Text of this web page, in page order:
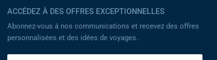
ACCÉDEZ À DES OFFRES EXCEPTIONNELLES
Abonnez-vous à nos communications et recevez des offres
personnalisées et des idées de voyages.